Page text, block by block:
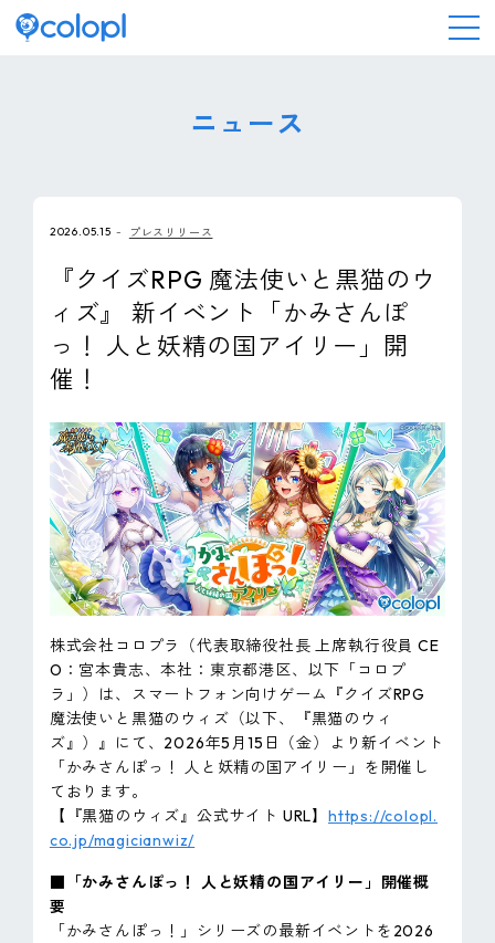
IR情報
採用情報
サステナビリティ
ピンマーク
EN
ニュース
2026.05.15 プレスリリース
『クイズRPG 魔法使いと黒猫のウ
ィズ』 新イベント「かみさんぽ
っ！ 人と妖精の国アイリー」開
催！
株式会社コロプラ（代表取締役社長 上席執行役員 CE
O：宮本貴志、本社：東京都港区、以下「コロプ
ラ」）は、スマートフォン向けゲーム『クイズRPG
魔法使いと黒猫のウィズ（以下、『黒猫のウィ
ズ』）』にて、2026年5月15日（金）より新イベント
「かみさんぽっ！ 人と妖精の国アイリー」を開催し
ております。
【『黒猫のウィズ』公式サイト URL】https://colopl.
co.jp/magicianwiz/
■「かみさんぽっ！ 人と妖精の国アイリー」開催概
要
「かみさんぽっ！」シリーズの最新イベントを2026